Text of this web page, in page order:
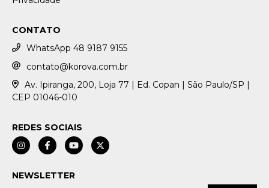
CONTATO
WhatsApp 48 9187 9155
contato@korova.com.br
Av. Ipiranga, 200, Loja 77 | Ed. Copan | São Paulo/SP |
CEP 01046-010
REDES SOCIAIS
NEWSLETTER